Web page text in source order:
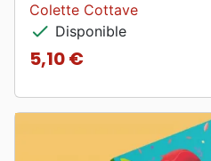
Colette Cottave
check Disponible
Prix
5,10 €